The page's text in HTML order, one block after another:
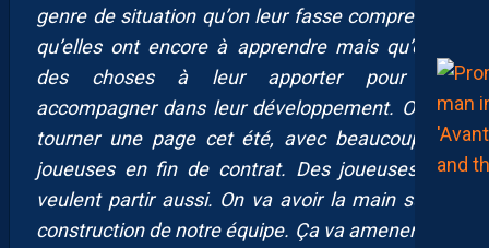
genre de situation qu’on leur fasse comprendre
qu’elles ont encore à apprendre mais qu’on a
des choses à leur apporter pour les
accompagner dans leur développement. On va
tourner une page cet été, avec beaucoup de
joueuses en fin de contrat. Des joueuses qui
veulent partir aussi. On va avoir la main sur la
construction de notre équipe. Ça va amener une